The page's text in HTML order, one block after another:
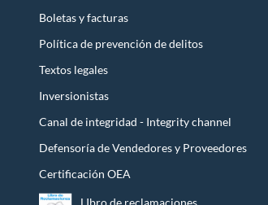
Boletas y facturas
Política de prevención de delitos
Textos legales
Inversionistas
Canal de integridad - Integrity channel
Defensoría de Vendedores y Proveedores
Certificación OEA